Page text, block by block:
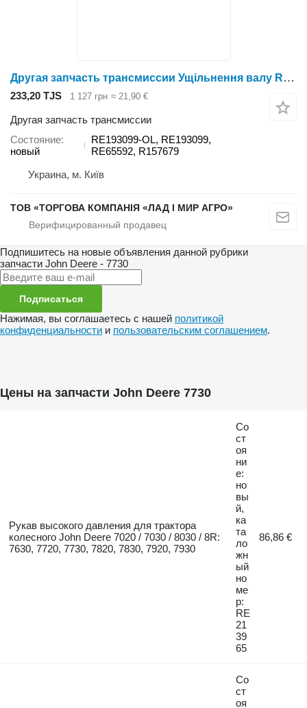
Другая запчасть трансмиссии Ущільнення валу RE193099-OL для трактора колесного John Deere 7200R, 7210, 7210R, 7215R, 7230R, 7250R, 7260R, 7270R, 7280R, 7310R, 7330, 7410, 7420, 7510, 7520, 7610, 7630, 7710, 7720, 7730, 7810, 7815, 7820, 7830, 7920, 7930
233,20 TJS 1 127 грн ≈ 21,90 €
Другая запчасть трансмиссии
Состояние
новый
RE193099-OL, RE193099,
RE65592, R157679
Украина, м. Київ
ТОВ «ТОРГОВА КОМПАНІЯ «ЛАД І МИР АГРО»
Подпишитесь на новые объявления данной рубрики
запчасти John Deere - 7730
Подписаться
Нажимая, вы соглашаетесь с нашей политикой
конфиденциальности и пользовательским соглашением.
Цены на запчасти John Deere 7730
Рукав высокого давления для трактора
колесного John Deere 7020 / 7030 / 8030 / 8R:
7630, 7720, 7730, 7820, 7830, 7920, 7930
Со
ст
оя
ни
е:
но
вы
й,
ка
та
ло
жн
ый
но
ме
р:
RE
21
39
65
86,86 €
Со
ст
оя